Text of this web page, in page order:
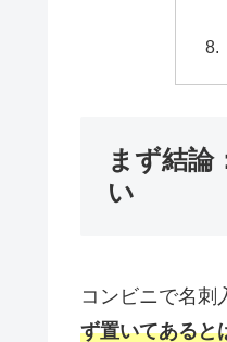
まず結論
い
コンビニで名刺
ず置いてあると